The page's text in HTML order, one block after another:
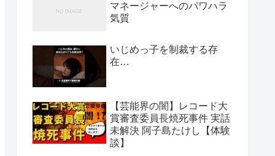
マネージャーへのパワハラ
気質
いじめっ子を制裁する存
在…
【芸能界の闇】レコード大
賞審査委員長焼死事件 実話
未解決 阿子島たけし【体験
談】